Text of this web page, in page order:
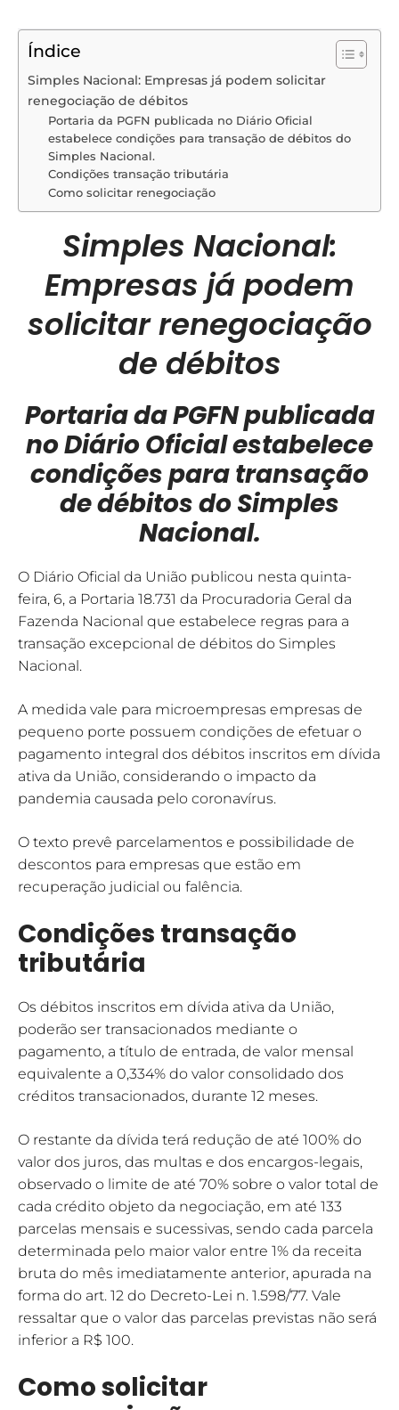
Índice
Simples Nacional: Empresas já podem solicitar
renegociação de débitos
Portaria da PGFN publicada no Diário Oficial
estabelece condições para transação de débitos do
Simples Nacional.
Condições transação tributária
Como solicitar renegociação
Simples Nacional:
Empresas já podem
solicitar renegociação
de débitos
Portaria da PGFN publicada
no Diário Oficial estabelece
condições para transação
de débitos do Simples
Nacional.
O Diário Oficial da União publicou nesta quinta-
feira, 6, a Portaria 18.731 da Procuradoria Geral da
Fazenda Nacional que estabelece regras para a
transação excepcional de débitos do Simples
Nacional.
A medida vale para microempresas empresas de
pequeno porte possuem condições de efetuar o
pagamento integral dos débitos inscritos em dívida
ativa da União, considerando o impacto da
pandemia causada pelo coronavírus.
O texto prevê parcelamentos e possibilidade de
descontos para empresas que estão em
recuperação judicial ou falência.
Condições transação
tributária
Os débitos inscritos em dívida ativa da União,
poderão ser transacionados mediante o
pagamento, a título de entrada, de valor mensal
equivalente a 0,334% do valor consolidado dos
créditos transacionados, durante 12 meses.
O restante da dívida terá redução de até 100% do
valor dos juros, das multas e dos encargos-legais,
observado o limite de até 70% sobre o valor total de
cada crédito objeto da negociação, em até 133
parcelas mensais e sucessivas, sendo cada parcela
determinada pelo maior valor entre 1% da receita
bruta do mês imediatamente anterior, apurada na
forma do art. 12 do Decreto-Lei n. 1.598/77. Vale
ressaltar que o valor das parcelas previstas não será
inferior a R$ 100.
Como solicitar